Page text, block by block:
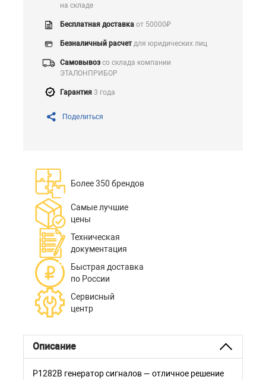
на складе
Бесплатная доставка от 50000₽
Безналичный расчетдля юридических лиц
Самовывозсо склада компании
ЭТАЛОНПРИБОР
Гарантия 3 года
Поделиться
Более 350 брендов
Самые лучшие
цены
Техническая
документация
Быстрая доставка
по России
Сервисный
центр
Описание
P1282B генератор сигналов — отличное решение